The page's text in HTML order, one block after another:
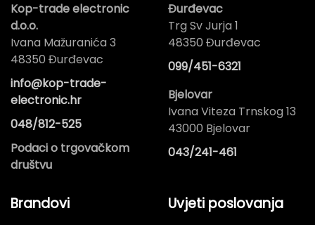
Kop-trade electronic
d.o.o.
Ivana Mažuranića 3
48350 Đurđevac
info@kop-trade-
electronic.hr
048/812-525
Podaci o trgovačkom
društvu
Đurđevac
Trg Sv Jurja 1
48350 Đurđevac
099/451-6321
Bjelovar
Ivana Viteza Trnskog 13
43000 Bjelovar
043/241-461
Brandovi Uvjeti poslovanja